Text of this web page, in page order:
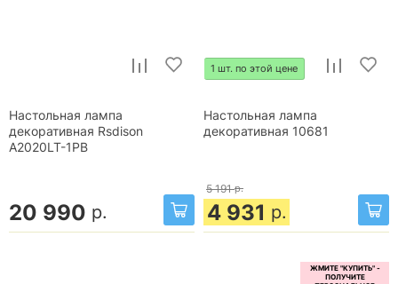
Настольная лампа
декоративная Rsdison
A2020LT-1PB
20 990 р.
1 шт. по этой цене
Настольная лампа
декоративная 10681
5 191 р.
4 931 р.